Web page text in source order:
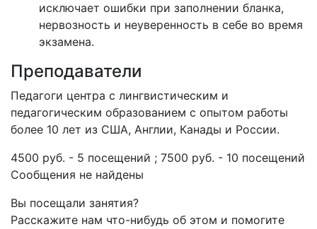
исключает ошибки при заполнении бланка,
нервозность и неуверенность в себе во время
экзамена.
Преподаватели
Педагоги центра с лингвистическим и
педагогическим образованием с опытом работы
более 10 лет из США, Англии, Канады и России.
4500 руб. - 5 посещений ; 7500 руб. - 10 посещений
Сообщения не найдены
Вы посещали занятия?
Расскажите нам что-нибудь об этом и помогите